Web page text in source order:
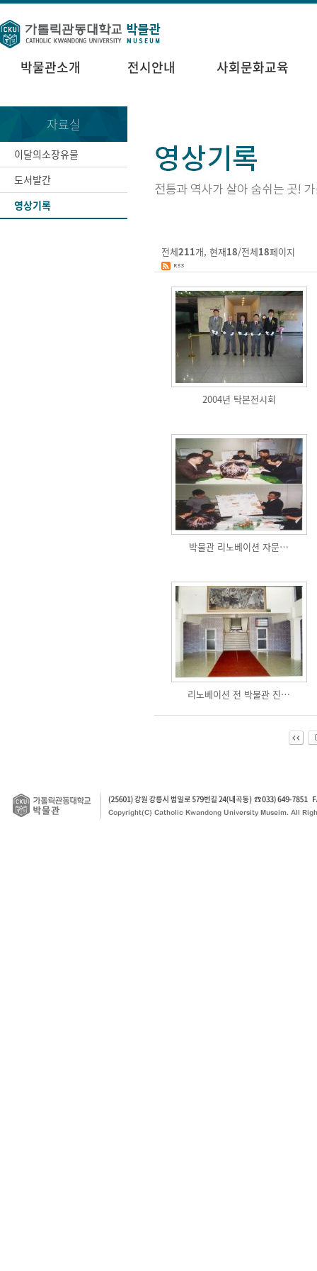
박물관소개 전시안내 사회문화교육
자료실
이달의소장유물
도서발간
영상기록
전체211개, 현재18/전체18페이지
2004년 탁본전시회
박물관 리노베이션 자문…
리노베이션 전 박물관 진…